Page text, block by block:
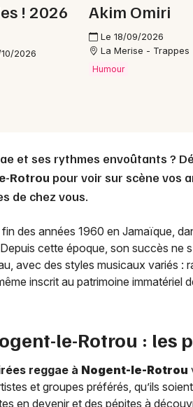
! 2026
2026
Akim Omiri
Le 18/09/2026
La Merise - Trappes
Humour
et ses rythmes envoûtants ?
Rotrou pour voir sur scène vos
de chez vous.
des années 1960 en Jamaïque,
cette époque, son succès ne
avec des styles musicaux variés :
inscrit au patrimoine immatériel
le-Rotrou : les
reggae à Nogent-le-Rotrou
et groupes préférés, qu’ils
en devenir et des pépites à